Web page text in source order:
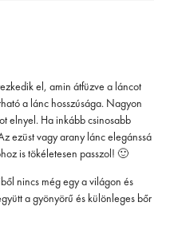
el, amin átfüzve a láncot
a lánc hosszúsága. Nagyon
elnyel. Ha inkább csinosabb
ezüst vagy arany lánc elegánssá
is tökéletesen passzol! 🙂
nincs még egy a világon és
a gyönyörű és különleges bőr